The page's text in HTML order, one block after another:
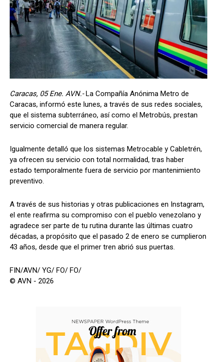
Caracas, 05 Ene. AVN.-La Compañía Anónima Metro de
Caracas, informó este lunes, a través de sus redes sociales,
que el sistema subterráneo, así como el Metrobús, prestan
servicio comercial de manera regular.
Igualmente detalló que los sistemas Metrocable y Cabletrén,
ya ofrecen su servicio con total normalidad, tras haber
estado temporalmente fuera de servicio por mantenimiento
preventivo.
A través de sus historias y otras publicaciones en Instagram,
el ente reafirma su compromiso con el pueblo venezolano y
agradece ser parte de tu rutina durante las últimas cuatro
décadas, a propósito que el pasado 2 de enero se cumplieron
43 años, desde que el primer tren abrió sus puertas.
FIN/AVN/ YG/ FO/ FO/
© AVN - 2026